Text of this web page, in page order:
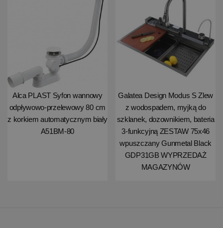
Alca PLAST Syfon wannowy
odpływowo-przelewowy 80 cm
z korkiem automatycznym biały
A51BM-80
Galatea Design Modus S Zlew
z wodospadem, myjką do
szklanek, dozownikiem, bateria
3-funkcyjną ZESTAW 75x46
wpuszczany Gunmetal Black
GDP31GB WYPRZEDAŻ
MAGAZYNÓW